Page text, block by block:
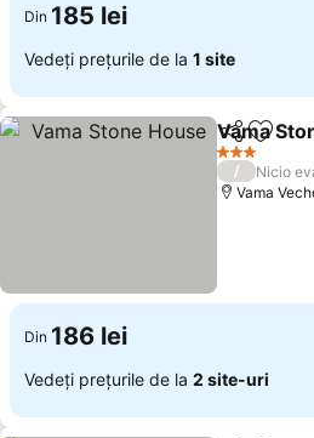
Din 185 lei
Vedeți prețurile de la 1 site
Distribuiți
Vama
3 Stele
/
Nicio
Vama
Din 186 lei
Vedeți prețurile de la 2 site-uri